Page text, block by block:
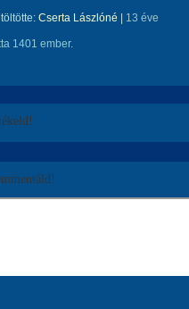
Cserta Lászlóné 13 éve
1401 ember.